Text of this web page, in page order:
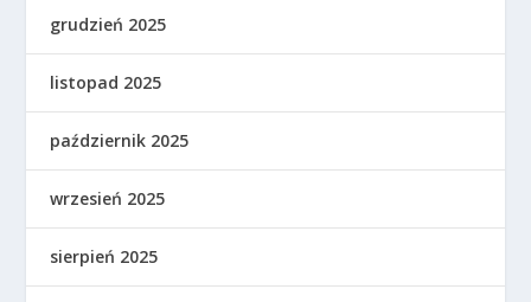
grudzień 2025
listopad 2025
październik 2025
wrzesień 2025
sierpień 2025